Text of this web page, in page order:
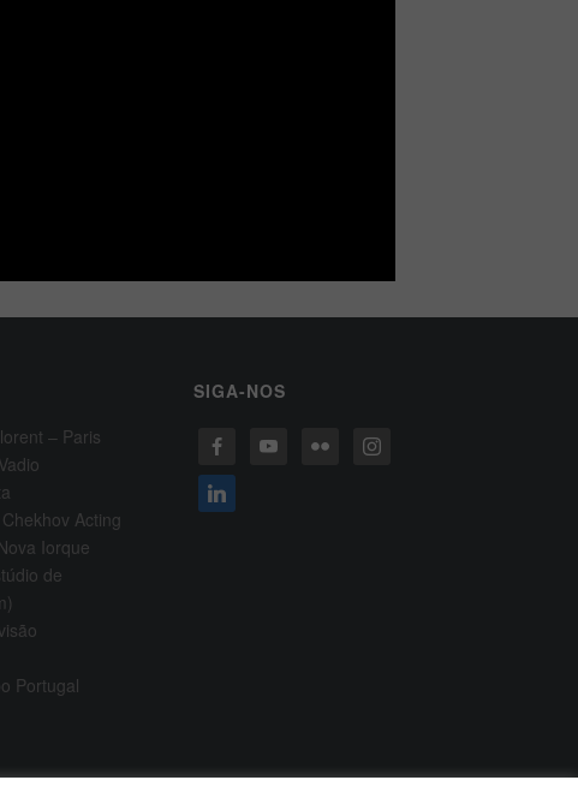
– Paris
Chekhov Acting
Iorque
de
Portugal
SIGA-NOS